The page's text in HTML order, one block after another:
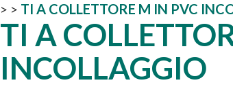
> > TI A COLLETTORE M IN PVC
TI A
INCOLLAGGIO